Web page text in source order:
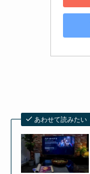
あわせて読みたい